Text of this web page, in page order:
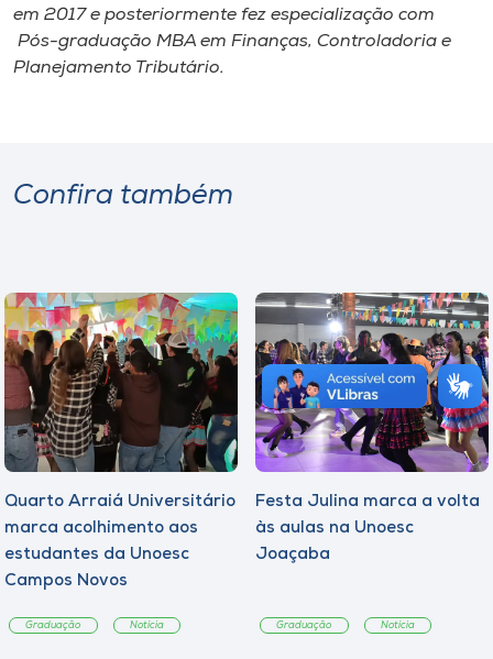
em 2017 e posteriormente fez especialização com
Pós-graduação MBA em Finanças, Controladoria e
Planejamento Tributário.
Confira também
Quarto Arraiá Universitário
marca acolhimento aos
estudantes da Unoesc
Campos Novos
Graduação Notícia
Festa Julina marca a volta
às aulas na Unoesc
Joaçaba
Graduação Notícia